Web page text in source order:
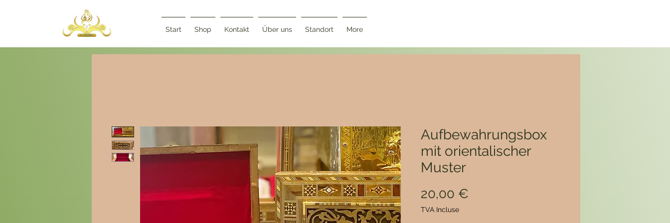
Start Shop Kontakt Über uns Standort More
Aufbewahrungsbox
mit orientalischer
Muster
20,00 €
TVA Incluse